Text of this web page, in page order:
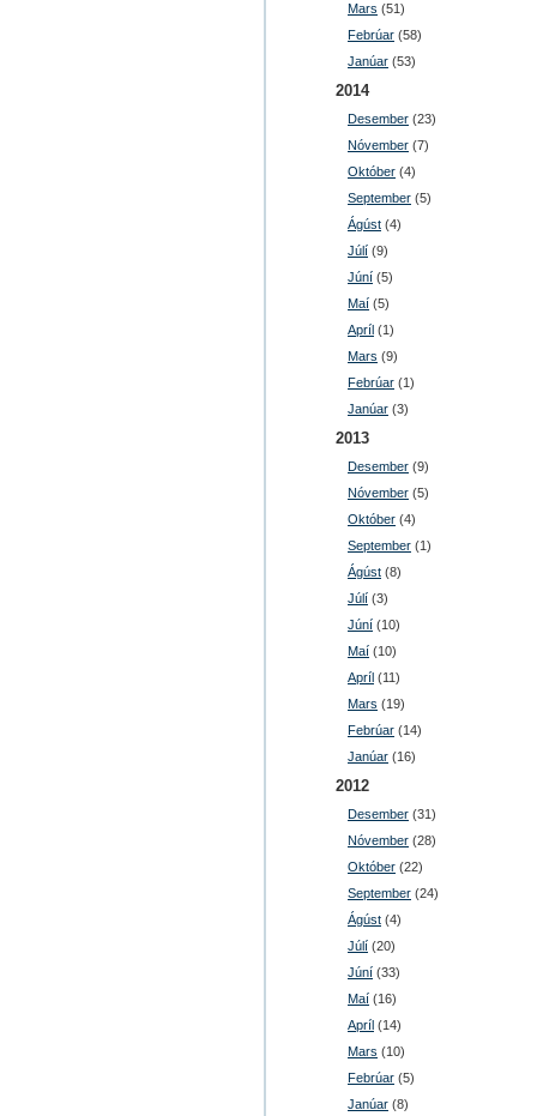
Mars (51)
Febrúar (58)
Janúar (53)
2014
Desember (23)
Nóvember (7)
Október (4)
September (5)
Ágúst (4)
Júlí (9)
Júní (5)
Maí (5)
Apríl (1)
Mars (9)
Febrúar (1)
Janúar (3)
2013
Desember (9)
Nóvember (5)
Október (4)
September (1)
Ágúst (8)
Júlí (3)
Júní (10)
Maí (10)
Apríl (11)
Mars (19)
Febrúar (14)
Janúar (16)
2012
Desember (31)
Nóvember (28)
Október (22)
September (24)
Ágúst (4)
Júlí (20)
Júní (33)
Maí (16)
Apríl (14)
Mars (10)
Febrúar (5)
Janúar (8)